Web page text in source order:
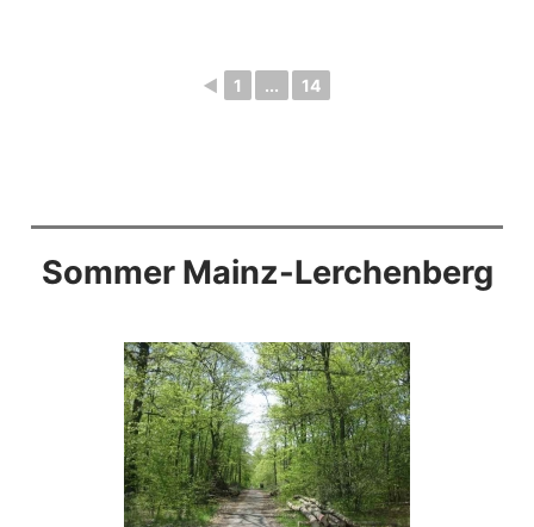
◄ 1 ... 14
Sommer Mainz-Lerchenberg